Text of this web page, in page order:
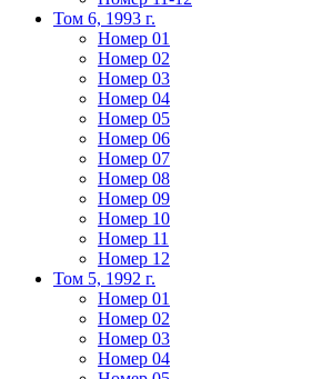
Том 6, 1993 г.
Номер 01
Номер 02
Номер 03
Номер 04
Номер 05
Номер 06
Номер 07
Номер 08
Номер 09
Номер 10
Номер 11
Номер 12
Том 5, 1992 г.
Номер 01
Номер 02
Номер 03
Номер 04